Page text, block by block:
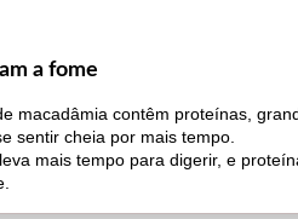
a fome
macadâmia contêm proteínas,
sentir cheia por mais tempo.
mais tempo para digerir, e